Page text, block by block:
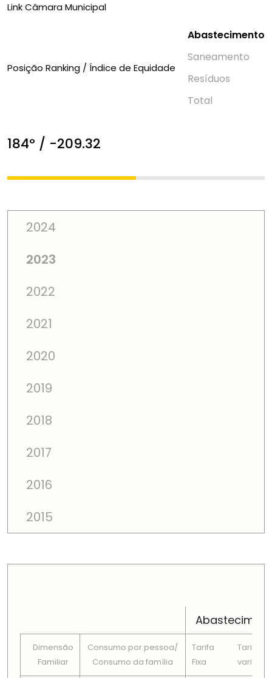
Link Câmara Municipal
Posição Ranking / Índice de Equidade
Abastecimento
Saneamento
Resí­duos
Total
184º / -209.32
2024
2023
2022
2021
2020
2019
2018
2017
2016
2015
Dimensão
Familiar
Consumo por pessoa/
Consumo da famí­lia
Tarifa
Fixa
Tarifa
variável